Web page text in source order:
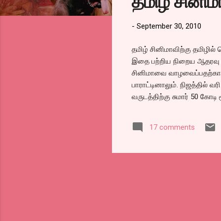
- September 30, 2010
தமிழ் சினிமாவிற்கு
இதை பற்றிய நிறைய
சினிமாவை
பாராட்டினாலும். நிஜத்தில்
வருடத்திற்கு சுமார் 50
பத்து ரூபாய் டிக்கெட்டுக்கு
அளிக்கப்படுவதால் மேலும்
17 comments